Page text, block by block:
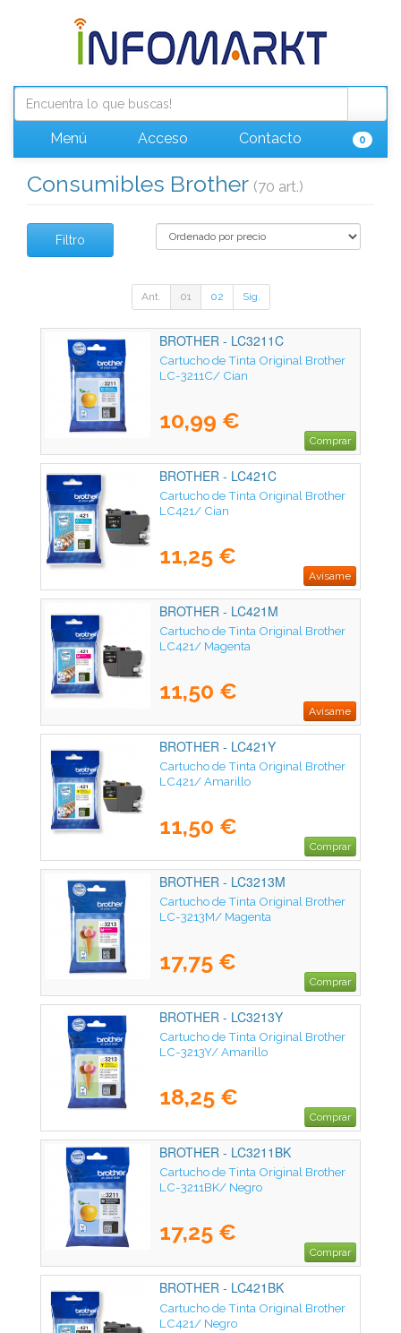
Menú Acceso Contacto 0
Consumibles Brother (70 art.)
Filtro
Ant. 01 02 Sig.
BROTHER - LC3211C
Cartucho de Tinta Original Brother
LC-3211C/ Cian
10,99 €
Comprar
BROTHER - LC421C
Cartucho de Tinta Original Brother
LC421/ Cian
11,25 €
Avísame
BROTHER - LC421M
Cartucho de Tinta Original Brother
LC421/ Magenta
11,50 €
Avísame
BROTHER - LC421Y
Cartucho de Tinta Original Brother
LC421/ Amarillo
11,50 €
Comprar
BROTHER - LC3213M
Cartucho de Tinta Original Brother
LC-3213M/ Magenta
17,75 €
Comprar
BROTHER - LC3213Y
Cartucho de Tinta Original Brother
LC-3213Y/ Amarillo
18,25 €
Comprar
BROTHER - LC3211BK
Cartucho de Tinta Original Brother
LC-3211BK/ Negro
17,25 €
Comprar
BROTHER - LC421BK
Cartucho de Tinta Original Brother
LC421/ Negro